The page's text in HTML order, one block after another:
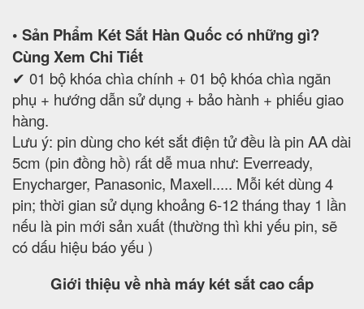
• Sản Phẩm Két Sắt Hàn Quốc có những gì?
Cùng Xem Chi Tiết
✔ 01 bộ khóa chìa chính + 01 bộ khóa chìa ngăn
phụ + hướng dẫn sử dụng + bảo hành + phiếu giao
hàng.
Lưu ý: pin dùng cho két sắt điện tử đều là pin AA dài
5cm (pin đồng hồ) rất dễ mua như: Everready,
Enycharger, Panasonic, Maxell..... Mỗi két dùng 4
pin; thời gian sử dụng khoảng 6-12 tháng thay 1 lần
nếu là pin mới sản xuất (thường thì khi yếu pin, sẽ
có dấu hiệu báo yếu )
Giới thiệu về nhà máy két sắt cao cấp